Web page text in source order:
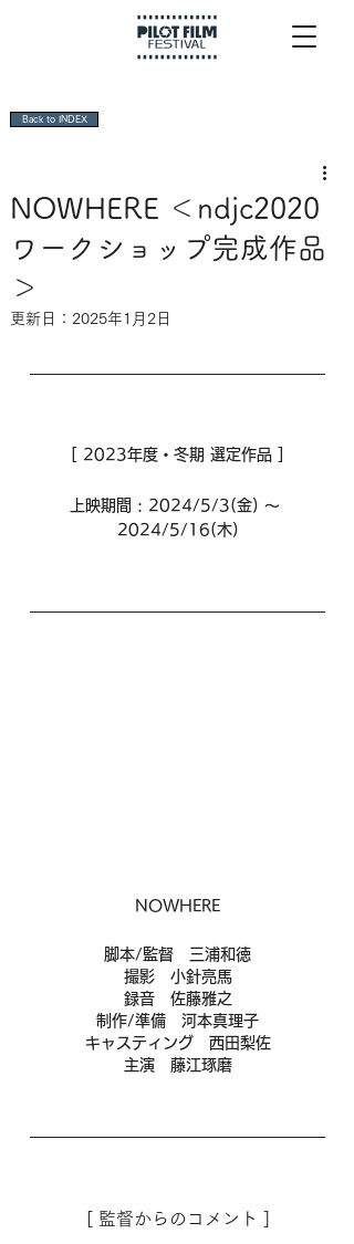
Back to INDEX
NOWHERE ＜ndjc2020
ワークショップ完成作品
＞
更新日： 2025年1月2日
[ 2023年度・冬期 選定作品 ]
上映期間 : 2024/5/3(金) 〜
2024/5/16(木)
NOWHERE
脚本/監督　三浦和徳
撮影　小針亮馬
録音　佐藤雅之
制作/準備　河本真理子
キャスティング　西田梨佐
主演　藤江琢磨
[ 監督からのコメント ]